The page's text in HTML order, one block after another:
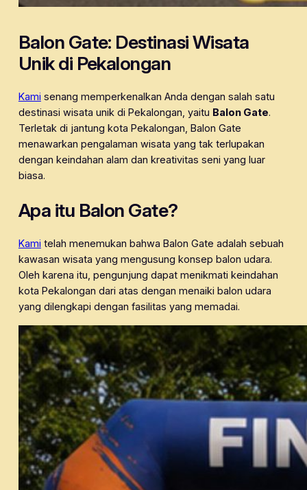
Balon Gate: Destinasi Wisata
Unik di Pekalongan
Kami senang memperkenalkan Anda dengan salah satu
destinasi wisata unik di Pekalongan, yaitu Balon Gate.
Terletak di jantung kota Pekalongan, Balon Gate
menawarkan pengalaman wisata yang tak terlupakan
dengan keindahan alam dan kreativitas seni yang luar
biasa.
Apa itu Balon Gate?
Kami telah menemukan bahwa Balon Gate adalah sebuah
kawasan wisata yang mengusung konsep balon udara.
Oleh karena itu, pengunjung dapat menikmati keindahan
kota Pekalongan dari atas dengan menaiki balon udara
yang dilengkapi dengan fasilitas yang memadai.